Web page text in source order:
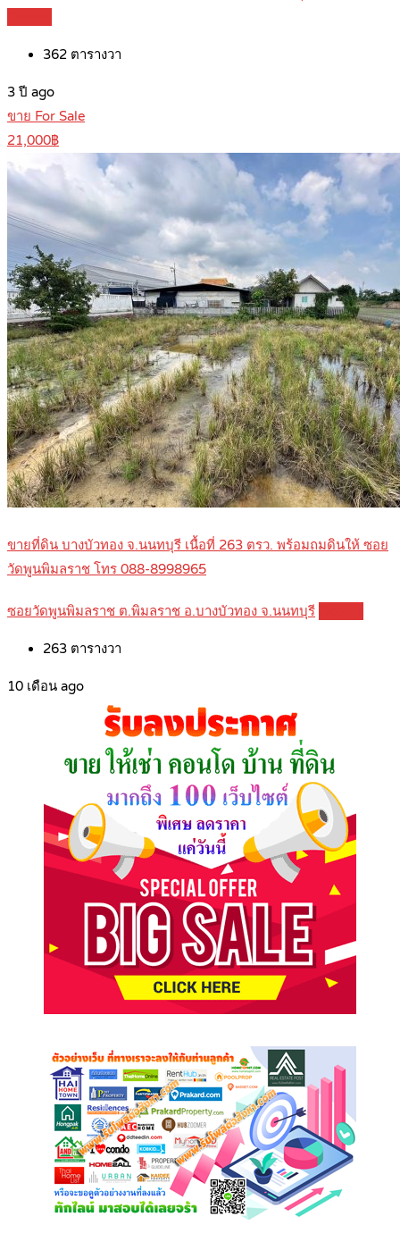
362 ตารางวา
3 ปี ago
ขาย For Sale
21,000฿
ขายที่ดิน บางบัวทอง จ.นนทบุรี เนื้อที่ 263 ตรว. พร้อมถมดินให้ ซอย
วัดพูนพิมลราช โทร 088-8998965
ซอยวัดพูนพิมลราช ต.พิมลราช อ.บางบัวทอง จ.นนทบุรี
263 ตารางวา
10 เดือน ago